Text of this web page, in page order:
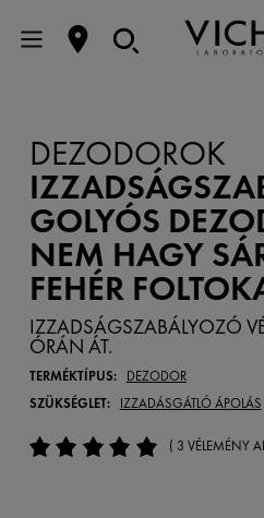
DEZODOROK
GOLYÓS
NEM HAGY
FEHÉR
IZZADSÁGSZABÁLYOZÓ
ÓRÁN ÁT.
TERMÉKTÍPUS:
DEZODOR
SZÜKSÉGLET:
IZZADÁSGÁTLÓ ÁPOLÁS
( 3 VÉLEMÉNY